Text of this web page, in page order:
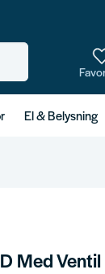
El & Belysning
Med